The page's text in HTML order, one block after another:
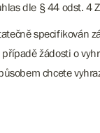
dle § 44 odst. 4
specifikován
žádosti o
chcete